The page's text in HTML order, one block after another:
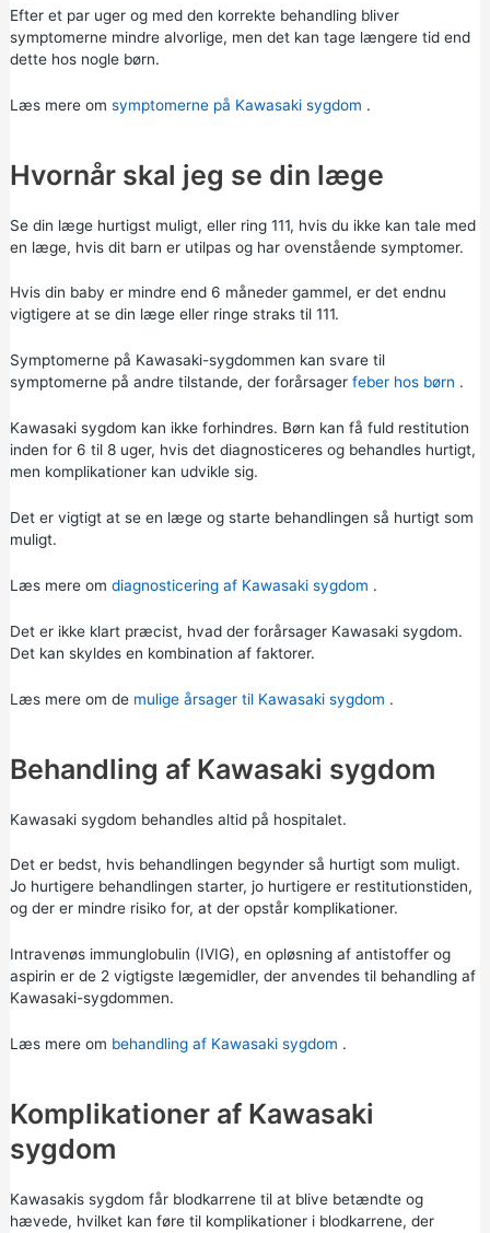
Efter et par uger og med den korrekte behandling bliver
symptomerne mindre alvorlige, men det kan tage længere tid end
dette hos nogle børn.
Læs mere om symptomerne på Kawasaki sygdom .
Hvornår skal jeg se din læge
Se din læge hurtigst muligt, eller ring 111, hvis du ikke kan tale med
en læge, hvis dit barn er utilpas og har ovenstående symptomer.
Hvis din baby er mindre end 6 måneder gammel, er det endnu
vigtigere at se din læge eller ringe straks til 111.
Symptomerne på Kawasaki-sygdommen kan svare til
symptomerne på andre tilstande, der forårsager feber hos børn .
Kawasaki sygdom kan ikke forhindres. Børn kan få fuld restitution
inden for 6 til 8 uger, hvis det diagnosticeres og behandles hurtigt,
men komplikationer kan udvikle sig.
Det er vigtigt at se en læge og starte behandlingen så hurtigt som
muligt.
Læs mere om diagnosticering af Kawasaki sygdom .
Det er ikke klart præcist, hvad der forårsager Kawasaki sygdom.
Det kan skyldes en kombination af faktorer.
Læs mere om de mulige årsager til Kawasaki sygdom .
Behandling af Kawasaki sygdom
Kawasaki sygdom behandles altid på hospitalet.
Det er bedst, hvis behandlingen begynder så hurtigt som muligt.
Jo hurtigere behandlingen starter, jo hurtigere er restitutionstiden,
og der er mindre risiko for, at der opstår komplikationer.
Intravenøs immunglobulin (IVIG), en opløsning af antistoffer og
aspirin er de 2 vigtigste lægemidler, der anvendes til behandling af
Kawasaki-sygdommen.
Læs mere om behandling af Kawasaki sygdom .
Komplikationer af Kawasaki
sygdom
Kawasakis sygdom får blodkarrene til at blive betændte og
hævede, hvilket kan føre til komplikationer i blodkarrene, der